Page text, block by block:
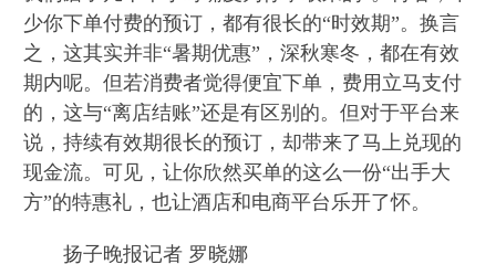
少你下单付费的预订，都有很长的“时效期”。换言
之，这其实并非“暑期优惠”，深秋寒冬，都在有效
期内呢。但若消费者觉得便宜下单，费用立马支付
的，这与“离店结账”还是有区别的。但对于平台来
说，持续有效期很长的预订，却带来了马上兑现的
现金流。可见，让你欣然买单的这么一份“出手大
方”的特惠礼，也让酒店和电商平台乐开了怀。
扬子晚报记者 罗晓娜